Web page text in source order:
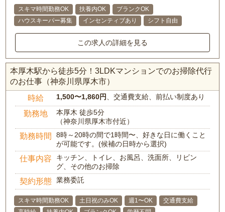
スキマ時間勤務OK 扶養内OK
ブランクOK
ハウスキーパー募集
インセンティブあり シフト自由
この求人の詳細を見る
本厚木駅から徒歩5分！3LDKマンションでのお掃除代行
のお仕事（神奈川県厚木市）
時給 1,500〜1,860円 、交通費支給、前払い制度あり
勤務地
本厚木 徒歩5分
（神奈川県厚木市付近）
勤務時間
8時～20時の間で1時間〜、好きな日に働くこと
が可能です。(候補の日時から選択)
仕事内容
キッチン、トイレ、お風呂、洗面所、リビン
グ、その他のお掃除
契約形態 業務委託
スキマ時間勤務OK 土日祝のみOK 週1〜OK
交通費支給